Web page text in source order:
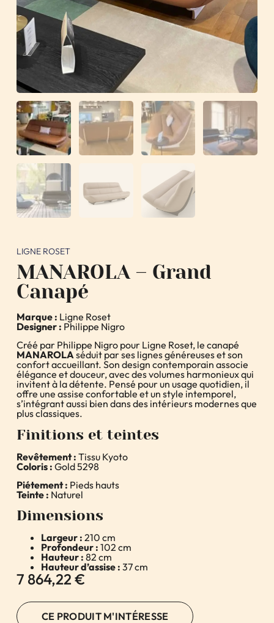
LIGNE ROSET
MANAROLA – Grand
Canapé
Marque : Ligne Roset
Designer : Philippe Nigro
Créé par Philippe Nigro pour Ligne Roset, le canapé
MANAROLAséduit par ses lignes généreuses et son
confort accueillant. Son design contemporain associe
élégance et douceur, avec des volumes harmonieux qui
invitent à la détente. Pensé pour un usage quotidien, il
offre une assise confortable et un style intemporel,
s’intégrant aussi bien dans des intérieurs modernes que
plus classiques.
Finitions et teintes
Revêtement : Tissu Kyoto
Coloris : Gold 5298
Piétement : Pieds hauts
Teinte : Naturel
Dimensions
Largeur : 210 cm
Profondeur : 102 cm
Hauteur : 82 cm
Hauteur d’assise : 37 cm
7 864,22 €
CE PRODUIT M'INTÉRESSE